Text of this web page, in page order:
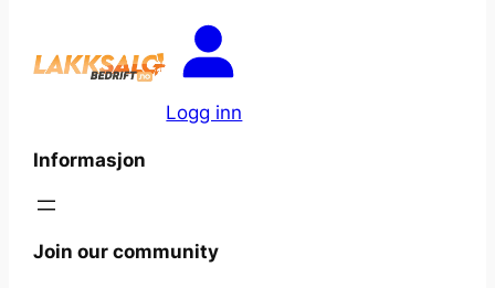
Logg inn
Informasjon
Join our community